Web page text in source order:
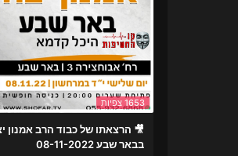
1653 צפיות
🎥 הרצאתו של כבוד הרב אמנון
בבאר שבע 08-11-2022